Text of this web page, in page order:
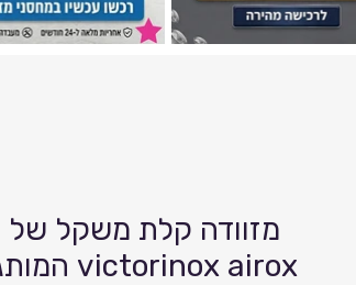
מזוודה קלת משקל של
המותג victorinox airox